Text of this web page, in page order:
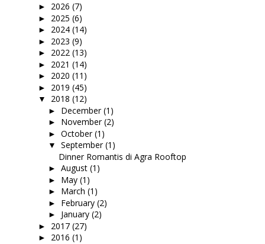
► 2026 (7)
► 2025 (6)
► 2024 (14)
► 2023 (9)
► 2022 (13)
► 2021 (14)
► 2020 (11)
► 2019 (45)
▼ 2018 (12)
► December(1)
► November(2)
► October(1)
▼ September(1)
Dinner Romantis di Agra Rooftop
► August (1)
► May (1)
► March (1)
► February (2)
► January (2)
► 2017 (27)
► 2016 (1)